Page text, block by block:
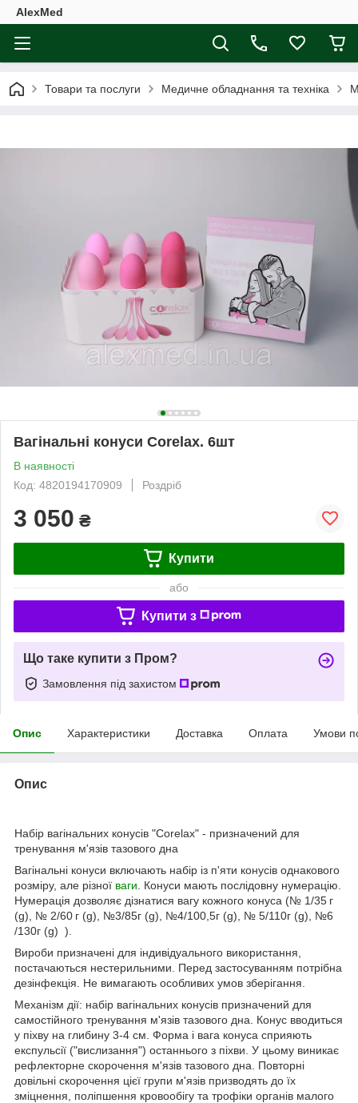
AlexMed
Товари та послуги Медичне обладнання та техніка
Вагінальні конуси Corelax. 6шт
В наявності
Код: 4820194170909
Роздріб
3 050 ₴
Купити
або
Купити з
Що таке купити з Пром?
Замовлення під захистом
Опис Характеристики Доставка Оплата Умови
Опис
Набір вагінальних конусів "Corelax" - призначений для
тренування м'язів тазового дна
Вагінальні конуси включають набір із п'яти конусів однакового
розміру, але різної ваги . Конуси мають послідовну нумерацію.
Нумерація дозволяє дізнатися вагу кожного конуса (№ 1/35 г
(g), № 2/60 г (g), №3/85г (g), №4/100,5г (g), № 5/110г (g), №6
/130г (g) ).
Вироби призначені для індивідуального використання,
постачаються нестерильними. Перед застосуванням потрібна
дезінфекція. Не вимагають особливих умов зберігання.
Механізм дії: набір вагінальних конусів призначений для
самостійного тренування м'язів тазового дна. Конус вводиться
у піхву на глибину 3-4 см. Форма і вага конуса сприяють
експульсії ("вислизання") останнього з піхви. У цьому виникає
рефлекторне скорочення м'язів тазового дна. Повторні
довільні скорочення цієї групи м'язів призводять до їх
зміцнення, поліпшення кровообігу та трофіки органів малого